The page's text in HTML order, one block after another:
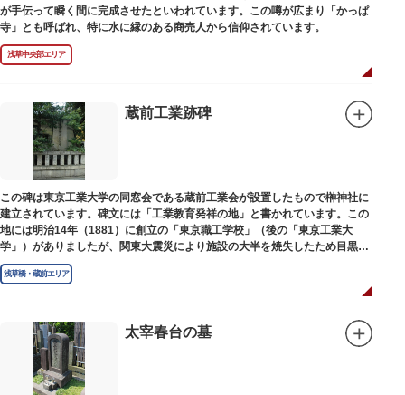
が手伝って瞬く間に完成させたといわれています。この噂が広まり「かっぱ
寺」とも呼ばれ、特に水に縁のある商売人から信仰されています。
浅草中央部エリア
蔵前工業跡碑
この碑は東京工業大学の同窓会である蔵前工業会が設置したもので榊神社に
建立されています。碑文には「工業教育発祥の地」と書かれています。この
地には明治14年（1881）に創立の「東京職工学校」（後の「東京工業大
学」）がありましたが、関東大震災により施設の大半を焼失したため目黒に
移転しました。
浅草橋・蔵前エリア
太宰春台の墓